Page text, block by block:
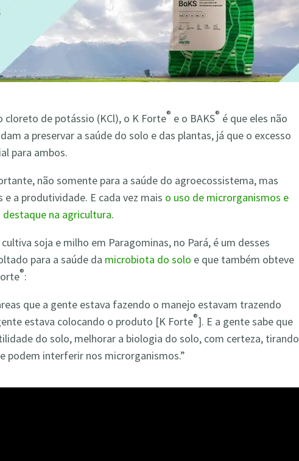
de potássio (KCl), o K Forte® e o BAKS® é que eles não
a preservar a saúde do solo e das plantas, já que o excesso
para ambos.
não somente para a saúde do agroecossistema, mas
a produtividade. E cada vez mais o uso de microrganismos e
na agricultura.
soja e milho em Paragominas, no Pará, é um desses
para a saúde da microbiota do solo e que também obteve
®:
que a gente estava fazendo o manejo estavam trazendo
estava colocando o produto [K Forte®]. E a gente sabe que
do solo, melhorar a biologia do solo, com certeza, tirando
podem interferir nos microrganismos.”